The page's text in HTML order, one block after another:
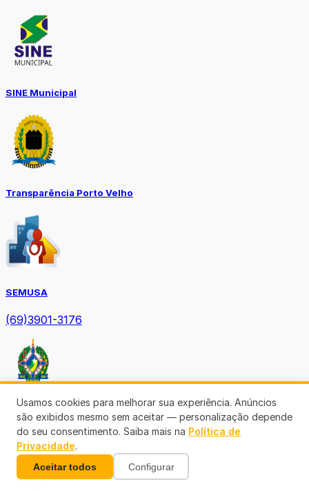
SINE Municipal
Transparência Porto Velho
SEMUSA
(69)3901-3176
Diário Oficial TCE-RO
Usamos cookies para melhorar sua experiência. Anúncios
são exibidos mesmo sem aceitar — personalização depende
do seu consentimento. Saiba mais na Política de
Privacidade.
Aceitar todos Configurar